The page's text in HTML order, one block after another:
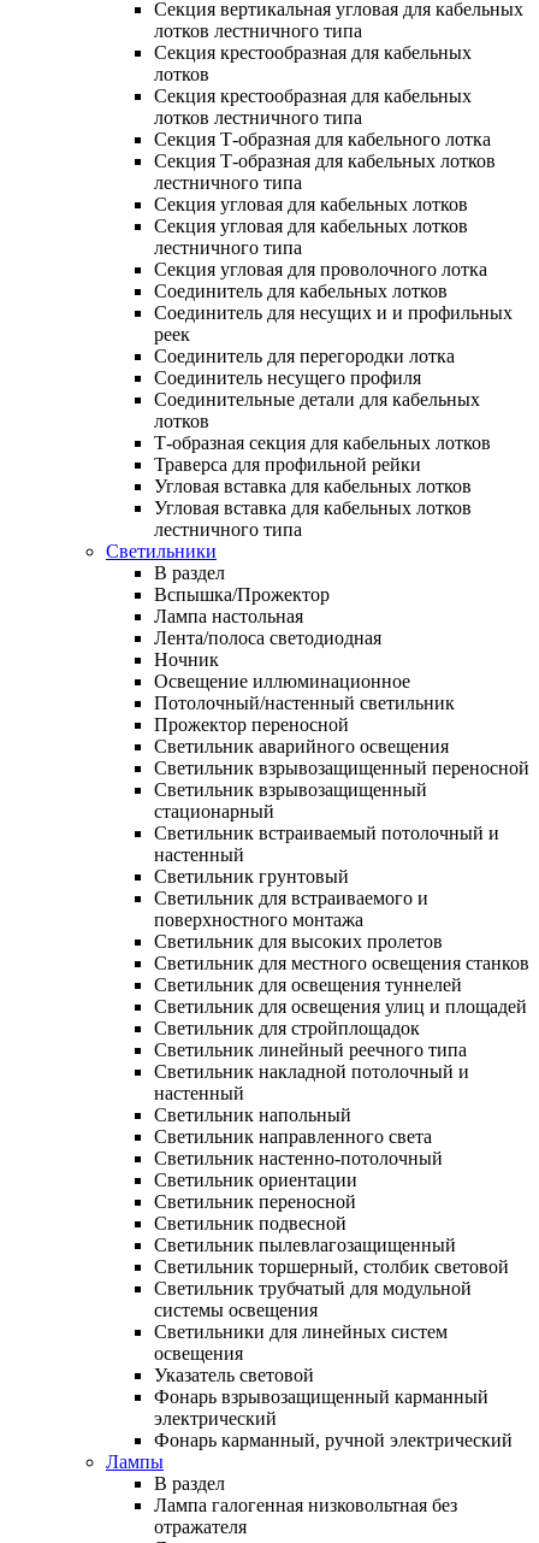
Секция вертикальная угловая для кабельных
лотков лестничного типа
Секция крестообразная для кабельных
лотков
Секция крестообразная для кабельных
лотков лестничного типа
Секция Т-образная для кабельного лотка
Секция Т-образная для кабельных лотков
лестничного типа
Секция угловая для кабельных лотков
Секция угловая для кабельных лотков
лестничного типа
Секция угловая для проволочного лотка
Соединитель для кабельных лотков
Соединитель для несущих и и профильных
реек
Соединитель для перегородки лотка
Соединитель несущего профиля
Соединительные детали для кабельных
лотков
Т-образная секция для кабельных лотков
Траверса для профильной рейки
Угловая вставка для кабельных лотков
Угловая вставка для кабельных лотков
лестничного типа
Светильники
В раздел
Вспышка/Прожектор
Лампа настольная
Лента/полоса светодиодная
Ночник
Освещение иллюминационное
Потолочный/настенный светильник
Прожектор переносной
Светильник аварийного освещения
Светильник взрывозащищенный переносной
Светильник взрывозащищенный
стационарный
Светильник встраиваемый потолочный и
настенный
Светильник грунтовый
Светильник для встраиваемого и
поверхностного монтажа
Светильник для высоких пролетов
Светильник для местного освещения станков
Светильник для освещения туннелей
Светильник для освещения улиц и площадей
Светильник для стройплощадок
Светильник линейный реечного типа
Светильник накладной потолочный и
настенный
Светильник напольный
Светильник направленного света
Светильник настенно-потолочный
Светильник ориентации
Светильник переносной
Светильник подвесной
Светильник пылевлагозащищенный
Светильник торшерный, столбик световой
Светильник трубчатый для модульной
системы освещения
Светильники для линейных систем
освещения
Указатель световой
Фонарь взрывозащищенный карманный
электрический
Фонарь карманный, ручной электрический
Лампы
В раздел
Лампа галогенная низковольтная без
отражателя